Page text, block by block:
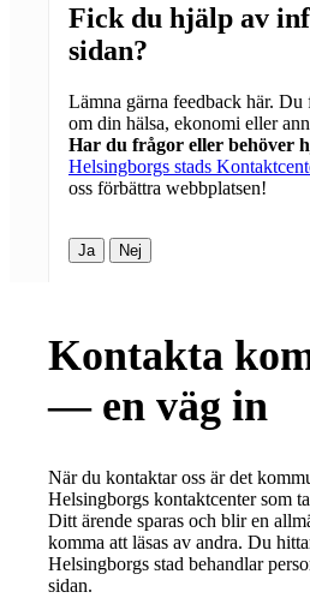
Fick du hjälp av
sidan?
Lämna gärna feedback här.
om din hälsa, ekonomi eller
Har du frågor eller behöver
Helsingborgs stads
oss förbättra webbplatsen!
Ja Nej
Kontakta
— en väg in
När du kontaktar oss är det
Helsingborgs kontaktcenter som
Ditt ärende sparas och blir en
komma att läsas av andra. Du
Helsingborgs stad behandlar
sidan.